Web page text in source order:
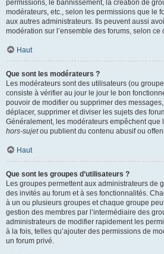
permissions, le bannissement, la création de
modérateurs, etc., selon les permissions que le
aux autres administrateurs. Ils peuvent aussi
modération sur l’ensemble des forums, selon
Haut
Que sont les modérateurs ?
Les modérateurs sont des utilisateurs (ou
consiste à vérifier au jour le jour le bon
pouvoir de modifier ou supprimer des
déplacer, supprimer et diviser les sujets des
Généralement, les modérateurs empêchent que
hors-sujetou publient du contenu abusif ou
Haut
Que sont les groupes d’utilisateurs ?
Les groupes permettent aux administrateurs de
des invités au forum et à ses fonctionnalités.
à un ou plusieurs groupes et chaque groupe
gestion des membres par l’intermédiaire des
administrateurs de modifier rapidement les
à la fois, telles qu’ajouter des permissions de
un forum privé.